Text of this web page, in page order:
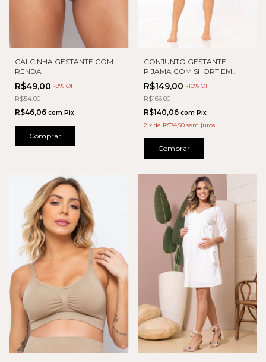
CALCINHA GESTANTE COM
RENDA
R$49,00 -9% OFF
R$54,00
R$46,06 com Pix
Comprar
CONJUNTO GESTANTE
PIJAMA COM SHORT EM
MALHA
R$149,00 -10% OFF
R$166,00
R$140,06 com Pix
2 x de R$74,50 sem juros
Comprar